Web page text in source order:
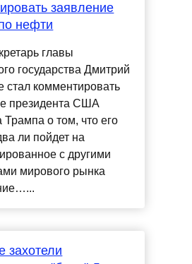
заявление
нефти
главы
государства Дмитрий
стал комментировать
президента США
Трампа о том, что его
ли пойдет на
с другими
мирового рынка
захотели